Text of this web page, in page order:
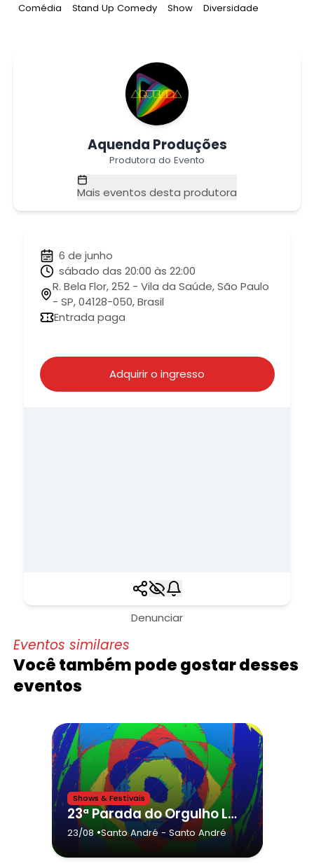
Tag:
Comédia Tag:
Stand Up Comedy Tag:
Show Tag:
Diversidade
Aquenda Produções
Produtora do Evento
Mais eventos desta produtora
6 de junho
sábado das 20:00 às 22:00
R. Bela Flor, 252 - Vila da Saúde, São Paulo
- SP, 04128-050, Brasil
Entrada paga
Adquirir o ingresso
Denunciar
Eventos similares
Você também pode gostar desses
eventos
Shows & Festivais
23ª Parada do Orgulho LGBTQIA+ de Santo André - Grande ABC
23/08•Santo André- Santo André